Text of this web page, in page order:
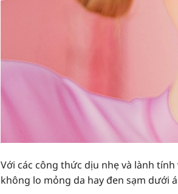
Với các công thức dịu nhẹ và lành
không lo mỏng da hay đen sạm dưới